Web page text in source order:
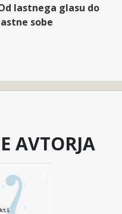
lastnega glasu do
sobe
AVTORJA